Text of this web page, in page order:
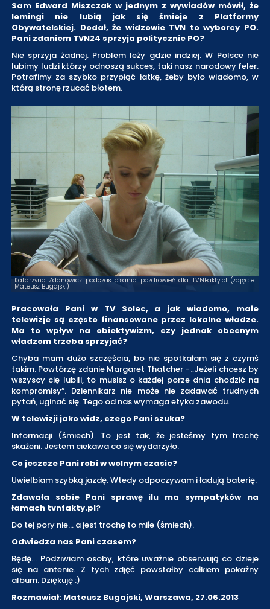
Sam Edward Miszczak w jednym z wywiadów mówił, że
lemingi nie lubią jak się śmieje z Platformy
Obywatelskiej. Dodał, że widzowie TVN to wyborcy PO.
Pani zdaniem TVN24 sprzyja politycznie PO?
Nie sprzyja żadnej. Problem leży gdzie indziej. W Polsce nie
lubimy ludzi którzy odnoszą sukces, taki nasz narodowy feler.
Potrafimy za szybko przypiąć łatkę, żeby było wiadomo, w
którą stronę rzucać błotem.
Katarzyna Zdanowicz podczas pisania pozdrowień dla TVNFakty.pl (zdjęcie:
Mateusz Bugajski)
Pracowała Pani w TV Solec, a jak wiadomo, małe
telewizje są często finansowane przez lokalne władze.
Ma to wpływ na obiektywizm, czy jednak obecnym
władzom trzeba sprzyjać?
Chyba mam dużo szczęścia, bo nie spotkałam się z czymś
takim. Powtórzę zdanie Margaret Thatcher - „Jeżeli chcesz by
wszyscy cię lubili, to musisz o każdej porze dnia chodzić na
kompromisy”. Dziennikarz nie może nie zadawać trudnych
pytań, uginać się. Tego od nas wymaga etyka zawodu.
W telewizji jako widz, czego Pani szuka?
Informacji (śmiech). To jest tak, że jesteśmy tym trochę
skażeni. Jestem ciekawa co się wydarzyło.
Co jeszcze Pani robi w wolnym czasie?
Uwielbiam szybką jazdę. Wtedy odpoczywam i ładują baterię.
Zdawała sobie Pani sprawę ilu ma sympatyków na
łamach tvnfakty.pl?
Do tej pory nie… a jest trochę to miłe (śmiech).
Odwiedza nas Pani czasem?
Będę… Podziwiam osoby, które uważnie obserwują co dzieje
się na antenie. Z tych zdjęć powstałby całkiem pokaźny
album. Dziękuję :)
Rozmawiał: Mateusz Bugajski, Warszawa, 27.06.2013